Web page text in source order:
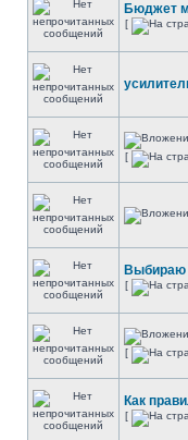
Бюджет
[
[
Выбираю
[
[
Как
[